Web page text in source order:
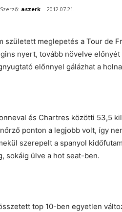
Szerző: aszerk 2012.07.21.
született meglepetés a Tour de
nyert, tovább növelve
előnnyel gálázhat a
és Chartres közötti 53,5
ponton a legjobb volt, így
szerepelt a spanyol
sokáig ülve a hot seat-ben.
top 10-ben egyetlen